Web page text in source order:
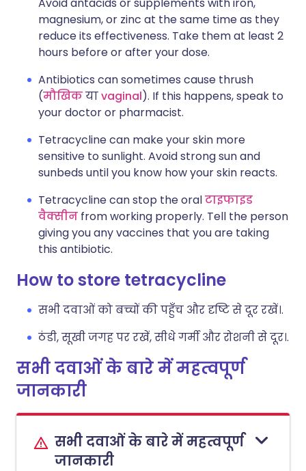
magnesium, or zinc at the same time as they
reduce its effectiveness. Take them at least 2
hours before or after your dose.
Antibiotics can sometimes cause thrush
(मौखिकयाvaginal). If this happens, speak to
your doctor or pharmacist.
Tetracycline can make your skin more
sensitive to sunlight. Avoid strong sun and
sunbeds until you know how your skin reacts.
Tetracycline can stop the oralटाइफाइड
वैक्सीन from working properly. Tell the person
giving you any vaccines that you are taking
this antibiotic.
How to store tetracycline
सभी दवाओं को बच्चों की पहुँच और दृष्टि से दूर रखें।.
ठंडी, सूखी जगह पर रखें, सीधे गर्मी और रोशनी से दूर।.
सभी दवाओं के बारे में महत्वपूर्ण
जानकारी
सभी दवाओं के बारे में महत्वपूर्ण
जानकारी